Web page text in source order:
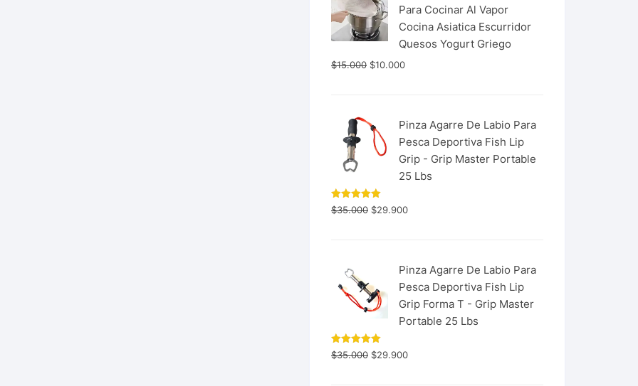
Para Cocinar Al Vapor
Cocina Asiatica Escurridor
Quesos Yogurt Griego
$15.000 $10.000
Pinza Agarre De Labio Para
Pesca Deportiva Fish Lip
Grip - Grip Master Portable
25 Lbs
Valorado
con 5.00
$35.000 $29.900
Pinza Agarre De Labio Para
Pesca Deportiva Fish Lip
Grip Forma T - Grip Master
Portable 25 Lbs
Valorado
con 5.00
$35.000 $29.900